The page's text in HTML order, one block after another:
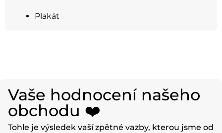
Plakát
Vaše hodnocení našeho
obchodu ❤️
Tohle je výsledek vaší zpětné vazby, kterou jsme od